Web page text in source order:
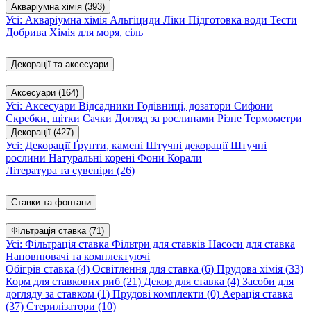
Акваріумна хімія (393)
Усі: Акваріумна хімія Альгіциди Ліки Підготовка води Тести
Добрива Хімія для моря, сіль
Декорації та аксесуари
Аксесуари (164)
Усі: Аксесуари Відсадники Годівниці, дозатори Сифони
Скребки, щітки Сачки Догляд за рослинами Різне Термометри
Декорації (427)
Усі: ДекораціїҐрунти, камені Штучні декораціїШтучні
рослини Натуральні корені Фони Корали
Література та сувеніри (26)
Ставки та фонтани
Фільтрація ставка (71)
Усі: Фільтрація ставка Фільтри для ставків Насоси для ставка
Наповнювачі та комплектуючі
Обігрів ставка (4) Освітлення для ставка (6) Прудова хімія (33)
Корм для ставкових риб (21) Декор для ставка (4) Засоби для
догляду за ставком (1) Прудові комплекти (0) Аерація ставка
(37) Стерилізатори (10)